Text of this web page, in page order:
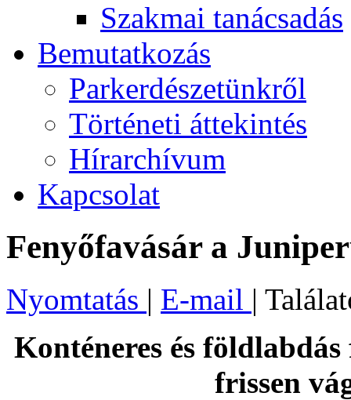
Szakmai tanácsadás
Bemutatkozás
Parkerdészetünkről
Történeti áttekintés
Hírarchívum
Kapcsolat
Fenyőfavásár a
Nyomtatás | E-mail |
Konténeres és
frissen